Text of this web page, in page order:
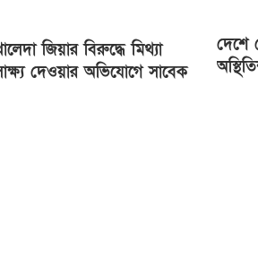
জিয়ার বিরুদ্ধে মিথ্যা
দেওয়ার অভিযোগে সাবেক
দেশে